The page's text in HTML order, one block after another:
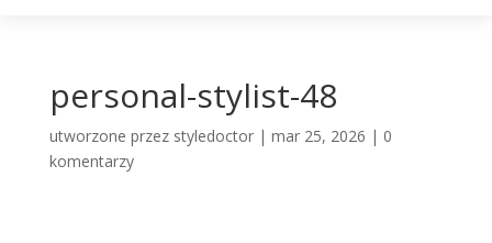
personal-stylist-48
utworzone przez styledoctor| mar 25, 2026 | 0
komentarzy